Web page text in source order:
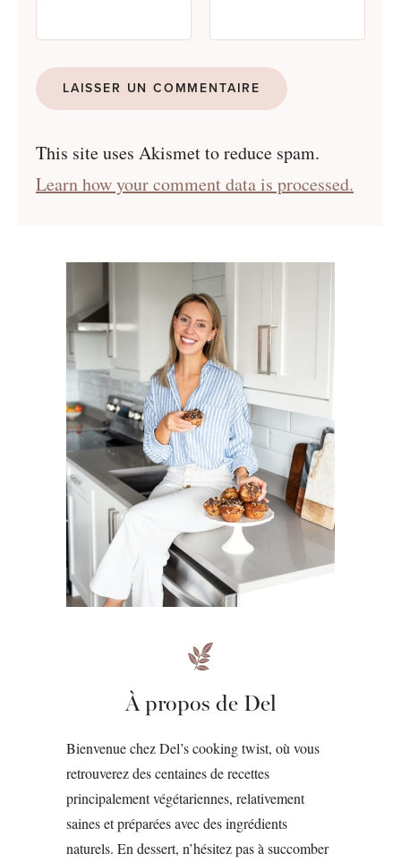
This site uses Akismet to reduce spam.
Learn how your comment data is processed.
À propos de Del
Bienvenue chez Del’s cooking twist, où vous
retrouverez des centaines de recettes
principalement végétariennes, relativement
saines et préparées avec des ingrédients
naturels. En dessert, n’hésitez pas à succomber